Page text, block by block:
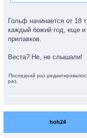
Гольф начинается от 18
каждый божий год, еще и
прилавков.
Веста? Не, не слышали!
Последний раз
раз.
hoh24